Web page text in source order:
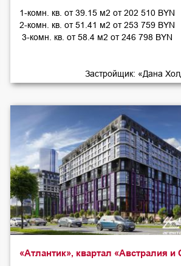
1-комн. кв. от 39.15 м2 от 202
2-комн. кв. от 51.41 м2 от 253
3-комн. кв. от 58.4 м2 от 246
Застройщик: «Дана
«Атлантик», квартал «Австралия и